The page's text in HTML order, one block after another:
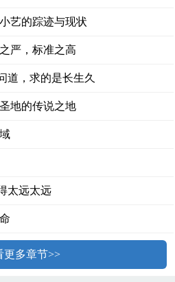
艺的踪迹与现状
严，标准之高
道，求的是长生久
地的传说之地
太远太远
更多章节>>